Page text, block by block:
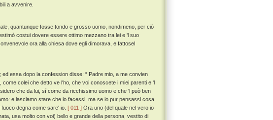
a avvenire.
quantunque fosse tondo e grosso uomo, nondimeno, per ciò
costui dovere essere ottimo mezzano tra lei e 'l suo
ora alla chiesa dove egli dimorava, e fattosel
essa dopo la confession disse: “ Padre mio, a me convien
come colei che detto ve l'ho, che voi conoscete i miei parenti e 'l
che da lui, sí come da ricchissimo uomo e che 'l può ben
e lasciamo stare che io facessi, ma se io pur pensassi cosa
degna come sare' io. [ 011 ] Ora uno (del quale nel vero io
usa molto con voi) bello e grande della persona, vestito di